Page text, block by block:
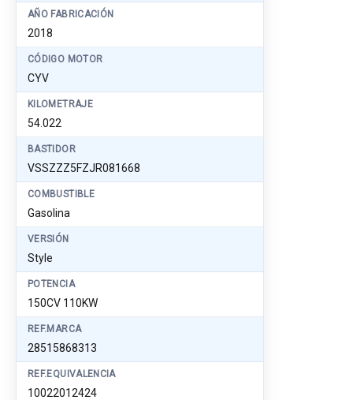
AÑO FABRICACIÓN
2018
CÓDIGO MOTOR
CYV
KILOMETRAJE
54.022
BASTIDOR
VSSZZZ5FZJR081668
COMBUSTIBLE
Gasolina
VERSIÓN
Style
POTENCIA
150CV 110KW
REF.MARCA
28515868313
REF.EQUIVALENCIA
10022012424